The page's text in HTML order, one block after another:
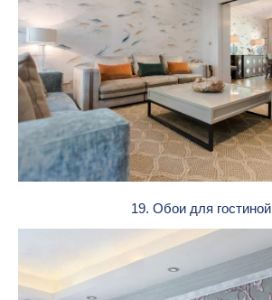
19. Обои для гостиной